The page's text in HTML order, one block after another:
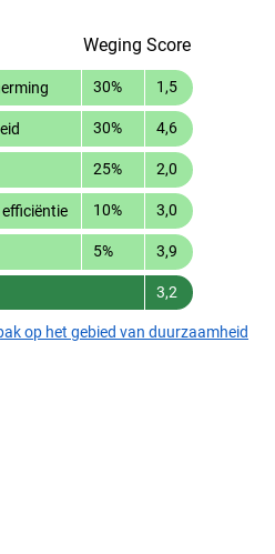
Weging Score
30% 1,5
30% 4,6
25% 2,0
10% 3,0
5% 3,9
3,2
op het gebied van duurzaamheid